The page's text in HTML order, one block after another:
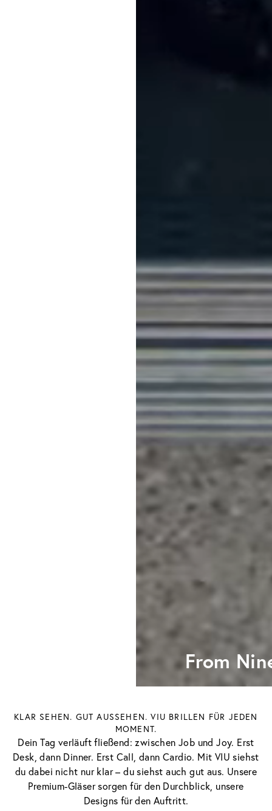
From
KLAR SEHEN. GUT AUSSEHEN. VIU BRILLEN FÜR JEDEN
MOMENT.
Dein Tag verläuft fließend: zwischen Job und Joy. Erst
Desk, dann Dinner. Erst Call, dann Cardio. Mit VIU siehst
du dabei nicht nur klar – du siehst auch gut aus. Unsere
Premium-Gläser sorgen für den Durchblick, unsere
Designs für den Auftritt.